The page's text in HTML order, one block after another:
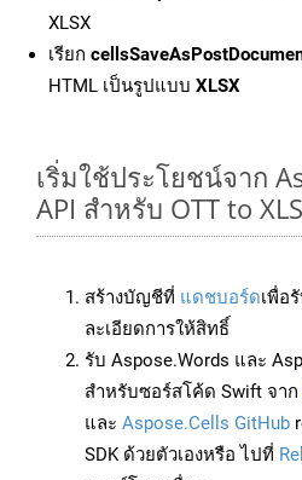
XLSX
เรียก
HTML เป็นรูปแบบ XLSX
เริ่มใช้ประโยชน์จาก
API สำหรับ OTT to
สร้างบัญชีที่ แดชบอร์ดเพื่อ
ละเอียดการให้สิทธิ์
รับ Aspose.Words และ
สำหรับซอร์สโค้ด Swift จาก
และ Aspose.Cells GitHub
SDK ด้วยตัวเองหรือ ไปที่